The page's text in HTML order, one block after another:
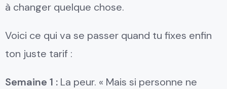
à changer quelque chose.
Voici ce qui va se passer quand tu fixes enfin
ton juste tarif :
Semaine 1 : La peur. « Mais si personne ne